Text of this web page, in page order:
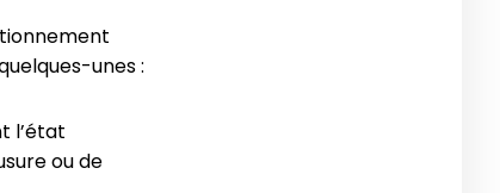
unes :
l’état
ou de